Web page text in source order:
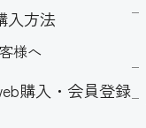
入方法
様へ
購入・会員登録